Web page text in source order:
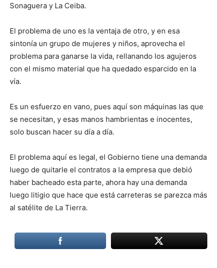
Sonaguera y La Ceiba.
El problema de uno es la ventaja de otro, y en esa
sintonía un grupo de mujeres y niños, aprovecha el
problema para ganarse la vida, rellanando los agujeros
con el mismo material que ha quedado esparcido en la
vía.
Es un esfuerzo en vano, pues aquí son máquinas las que
se necesitan, y esas manos hambrientas e inocentes,
solo buscan hacer su día a día.
El problema aquí es legal, el Gobierno tiene una demanda
luego de quitarle el contratos a la empresa que debió
haber bacheado esta parte, ahora hay una demanda
luego litigio que hace que está carreteras se parezca más
al satélite de La Tierra.